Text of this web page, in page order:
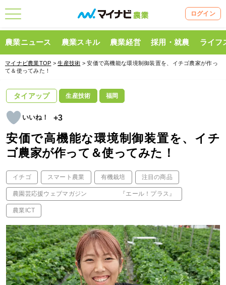
ログイン
農業ニュース 農業スキル 農業経営 採用・就農 ライフ
マイナビ農業TOP >生産技術 > 安価で高機能な環境制御装置を、イチゴ農家が作っ
て＆使ってみた！
タイアップ 生産技術 福岡
+3
安価で高機能な環境制御装置を、イチ
ゴ農家が作って＆使ってみた！
イチゴ スマート農業 有機栽培 注目の商品
農園芸応援ウェブマガジン 『エール！プラス』
農業ICT